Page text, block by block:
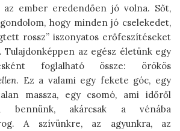
az ember eredendően jó volna. Sőt,
hogy minden jó cselekedet,
rossz” iszonyatos erőfeszítéseket
az egész életünk egy
foglalható össze: örökös
. Ez a valami egy fekete góc, egy
massza, egy csomó, ami időről
bennünk, akárcsak a vénába
A szívünkre, az agyunkra, az